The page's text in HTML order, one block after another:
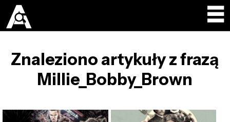
Znaleziono artykuły z frazą
Millie_Bobby_Brown